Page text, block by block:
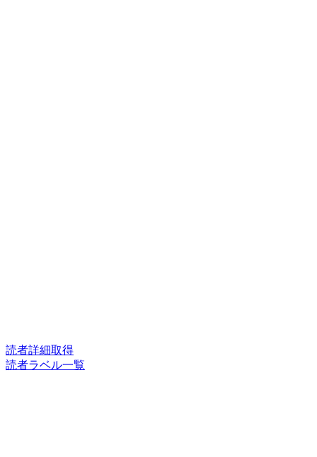
読者詳細取得
読者ラベル一覧